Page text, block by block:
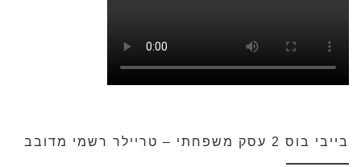
בייבי בוס 2 עסק משפחתי – טריילר רשמי מדובב